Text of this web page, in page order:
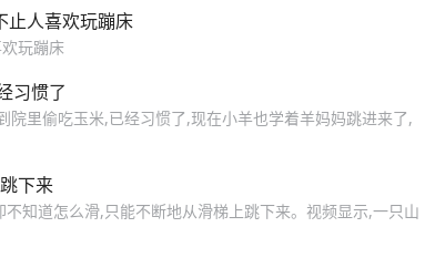
止人喜欢玩蹦床
玩蹦床
习惯了
里偷吃玉米,已经习惯了,现在小羊也学着羊妈妈跳进来了,
下来
知道怎么滑,只能不断地从滑梯上跳下来。视频显示,一只山